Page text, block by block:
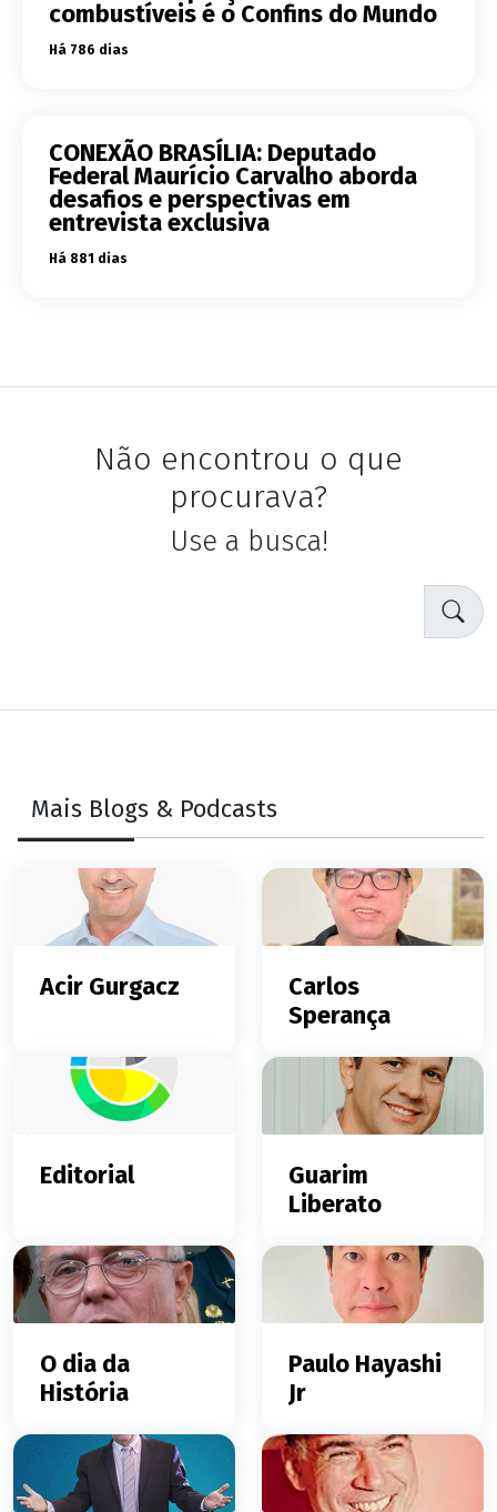
combustíveis é o Confins do Mundo
Há 786 dias
CONEXÃO BRASÍLIA: Deputado
Federal Maurício Carvalho aborda
desafios e perspectivas em
entrevista exclusiva
Há 881 dias
Não encontrou o que
procurava?
Use a busca!
Mais Blogs & Podcasts
Acir Gurgacz
Carlos
Sperança
Editorial
Guarim
Liberato
O dia da
História
Paulo Hayashi
Jr